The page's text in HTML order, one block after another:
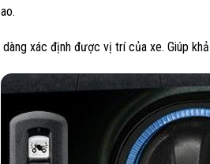
xác định được vị trí của xe. Giúp